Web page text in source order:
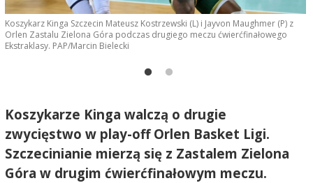
Koszykarz Kinga Szczecin Mateusz Kostrzewski (L) i Jayvon Maughmer (P) z
Orlen Zastalu Zielona Góra podczas drugiego meczu ćwierćfinałowego
Ekstraklasy. PAP/Marcin Bielecki
Koszykarze Kinga walczą o drugie
zwycięstwo w play-off Orlen Basket Ligi.
Szczecinianie mierzą się z Zastalem Zielona
Góra w drugim ćwierćfinałowym meczu.